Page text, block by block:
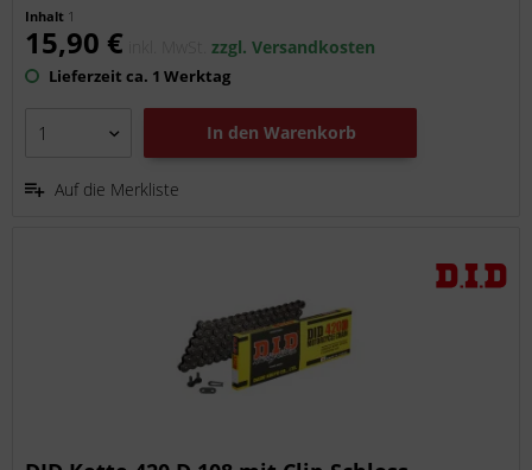
Inhalt 1
15,90 € inkl. MwSt.zzgl. Versandkosten
Lieferzeit ca. 1 Werktag
In den Warenkorb
Auf die Merkliste